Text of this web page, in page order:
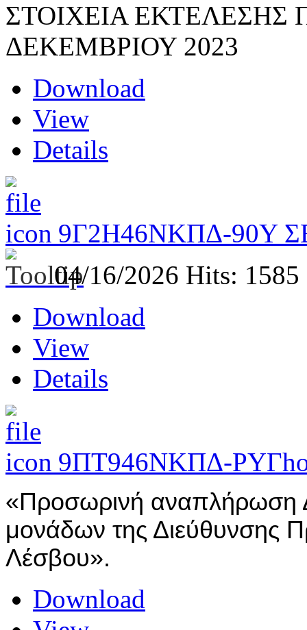
ΣΤΟΙΧΕΙΑ
ΔΕΚΕΜΒΡΙΟΥ 2023
Download
View
Details
9Γ2Η46ΝΚΠΔ-90Υ
04/16/2026 Hits: 1585
Download
View
Details
9ΠΤ946ΝΚΠΔ-ΡΥΓ
«Προσωρινή αναπλήρωση
μονάδων της Διεύθυνσης
Λέσβου».
Download